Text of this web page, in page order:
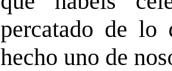
percatado de lo
hecho uno de